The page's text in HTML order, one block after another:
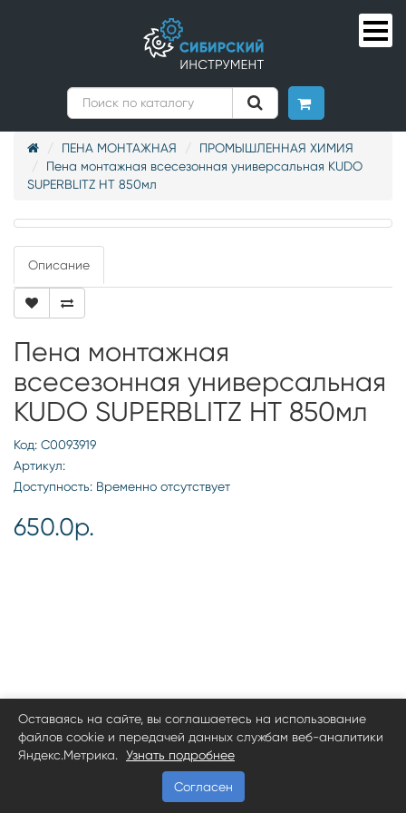
ПЕНА МОНТАЖНАЯ
ПРОМЫШЛЕННАЯ ХИМИЯ
Пена монтажная всесезонная универсальная KUDO
SUPERBLITZ HT 850мл
Описание
Пена монтажная
всесезонная универсальная
KUDO SUPERBLITZ HT 850мл
Код: С0093919
Артикул:
Доступность: Временно отсутствует
650.0р.
Оставаясь на сайте, вы соглашаетесь на использование
файлов cookie и передачей данных службам веб-аналитики
Яндекс.Метрика.
Узнать подробнее
Согласен